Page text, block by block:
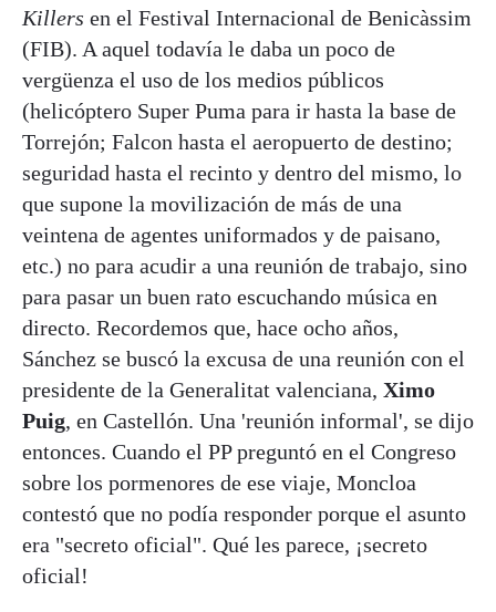
Killers en el Festival Internacional de Benicàssim
(FIB). A aquel todavía le daba un poco de
vergüenza el uso de los medios públicos
(helicóptero Super Puma para ir hasta la base de
Torrejón; Falcon hasta el aeropuerto de destino;
seguridad hasta el recinto y dentro del mismo, lo
que supone la movilización de más de una
veintena de agentes uniformados y de paisano,
etc.) no para acudir a una reunión de trabajo, sino
para pasar un buen rato escuchando música en
directo. Recordemos que, hace ocho años,
Sánchez se buscó la excusa de una reunión con el
presidente de la Generalitat valenciana, Ximo
Puig, en Castellón. Una 'reunión informal', se dijo
entonces. Cuando el PP preguntó en el Congreso
sobre los pormenores de ese viaje, Moncloa
contestó que no podía responder porque el asunto
era "secreto oficial". Qué les parece, ¡secreto
oficial!